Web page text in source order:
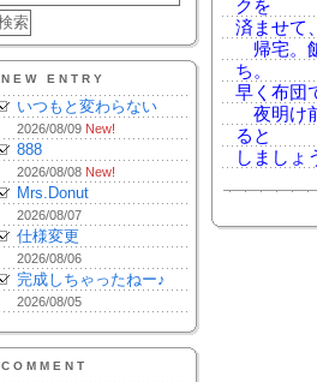
NEW ENTRY
いつもと変わらない
2026/08/09 New!
888
2026/08/08 New!
Mrs.Donut
2026/08/07
仕様変更
2026/08/06
完成しちゃったねー♪
2026/08/05
COMMENT
クを
済ませて
帰宅。
ち。
早く布団
夜明け
ると
しましょ